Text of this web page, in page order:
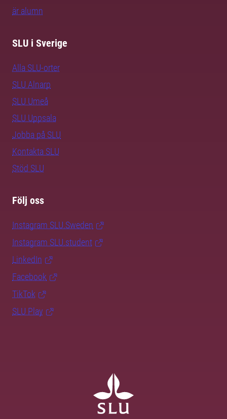
är alumn
SLU i Sverige
Alla SLU-orter
SLU Alnarp
SLU Umeå
SLU Uppsala
Jobba på SLU
Kontakta SLU
Stöd SLU
Följ oss
Instagram SLU.Sweden
Instagram SLU.student
LinkedIn
Facebook
TikTok
SLU Play